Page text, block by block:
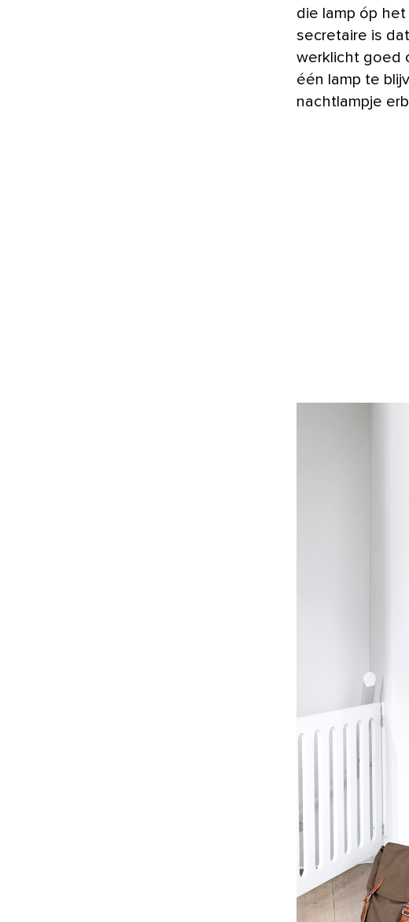
die lamp óp
secretaire is
werklicht goed
één lamp te
nachtlampje